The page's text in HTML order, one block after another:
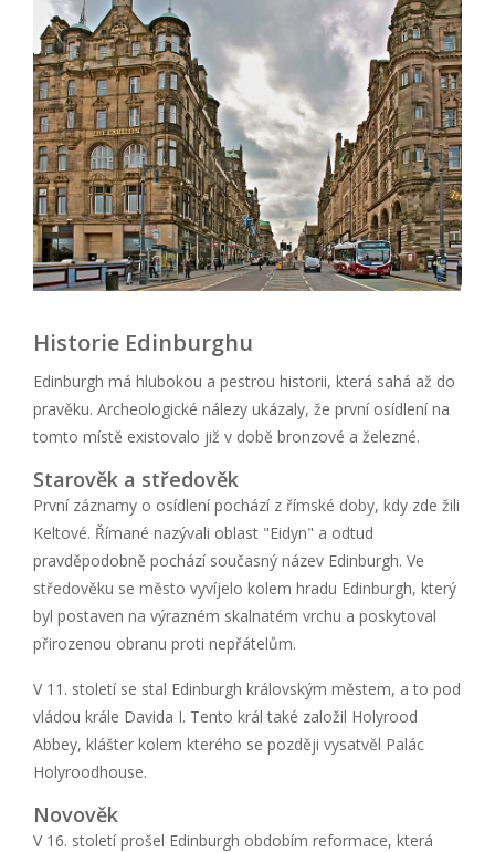
Historie Edinburghu
Edinburgh má hlubokou a pestrou historii, která sahá až do
pravěku. Archeologické nálezy ukázaly, že první osídlení na
tomto místě existovalo již v době bronzové a železné.
Starověk a středověk
První záznamy o osídlení pochází z římské doby, kdy zde žili
Keltové. Římané nazývali oblast "Eidyn" a odtud
pravděpodobně pochází současný název Edinburgh. Ve
středověku se město vyvíjelo kolem hradu Edinburgh, který
byl postaven na výrazném skalnatém vrchu a poskytoval
přirozenou obranu proti nepřátelům.
V 11. století se stal Edinburgh královským městem, a to pod
vládou krále Davida I. Tento král také založil Holyrood
Abbey, klášter kolem kterého se později vysatvěl Palác
Holyroodhouse.
Novověk
V 16. století prošel Edinburgh obdobím reformace, která